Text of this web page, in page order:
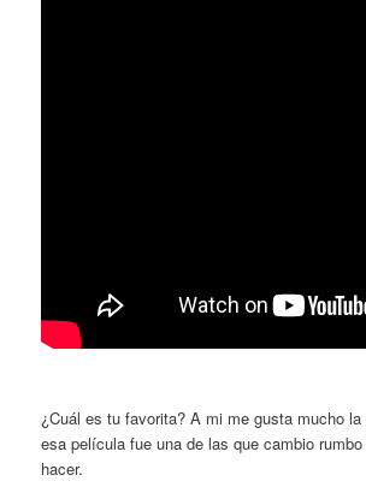
¿Cuál es tu favorita? A mi me gusta mucho
esa película fue una de las que cambio
hacer.